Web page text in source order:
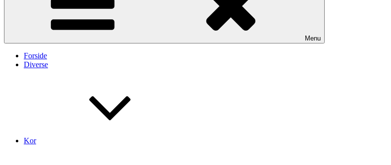
Menu
Forside
Diverse
Kor